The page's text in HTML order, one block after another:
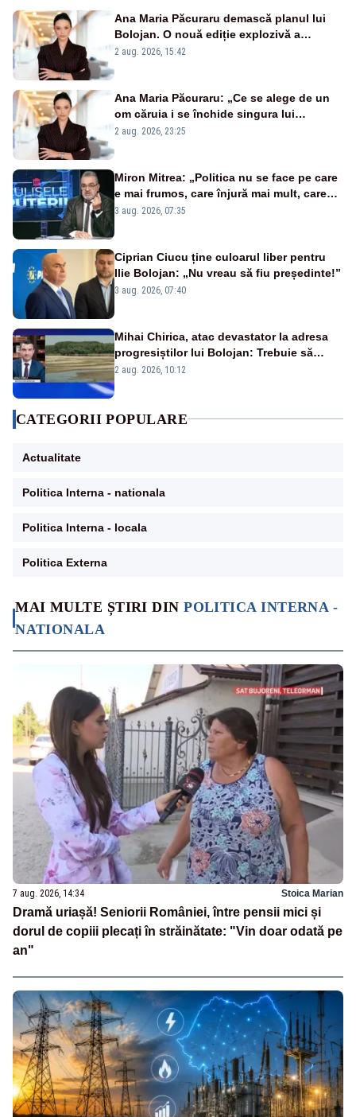
MAI MULTE ȘTIRI DINPOLITICA INTERNA -
NATIONALA
7 aug. 2026, 14:34 Stoica Marian
Dramă uriașă! Seniorii României, între pensii mici și
dorul de copiii plecați în străinătate: "Vin doar odată pe
an"
Ana Maria Păcuraru demască planul lui
Bolojan. O nouă ediție explozivă a
emisiunii „Miza Zilei” la Realitatea PLUS
2 aug. 2026, 15:42
Ana Maria Păcuraru: „Ce se alege de un
om căruia i se închide singura lui
portiță?”
2 aug. 2026, 23:25
Miron Mitrea: „Politica nu se face pe care
e mai frumos, care înjură mai mult, care
țipă mai tare, ci pe proiecte”
3 aug. 2026, 07:35
Ciprian Ciucu ține culoarul liber pentru
Ilie Bolojan: „Nu vreau să fiu președinte!”
3 aug. 2026, 07:40
Mihai Chirica, atac devastator la adresa
progresiștilor lui Bolojan: Trebuie să
protejăm și natura, dar nu șținem omaneii
2 aug. 2026, 10:12
CATEGORII POPULARE
Actualitate
Politica Interna - nationala
Politica Interna - locala
Politica Externa